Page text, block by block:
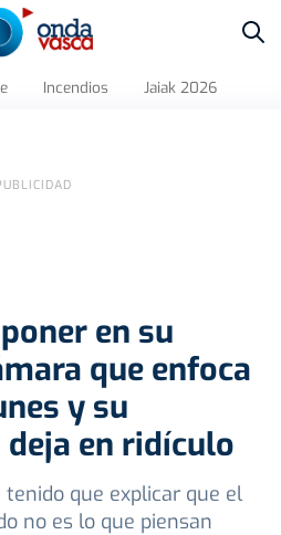
Incendios Jaiak 2026
en su
que enfoca
y su
en ridículo
que explicar que el
no es lo que piensan